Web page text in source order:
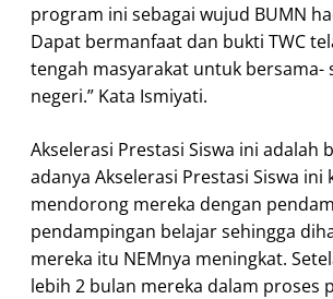
program ini sebagai wujud BUMN
Dapat bermanfaat dan bukti TWC
tengah masyarakat untuk bersama-
negeri.” Kata Ismiyati.
Akselerasi Prestasi Siswa ini adalah
adanya Akselerasi Prestasi Siswa
mendorong mereka dengan
pendampingan belajar sehingga
mereka itu NEMnya meningkat.
lebih 2 bulan mereka dalam proses